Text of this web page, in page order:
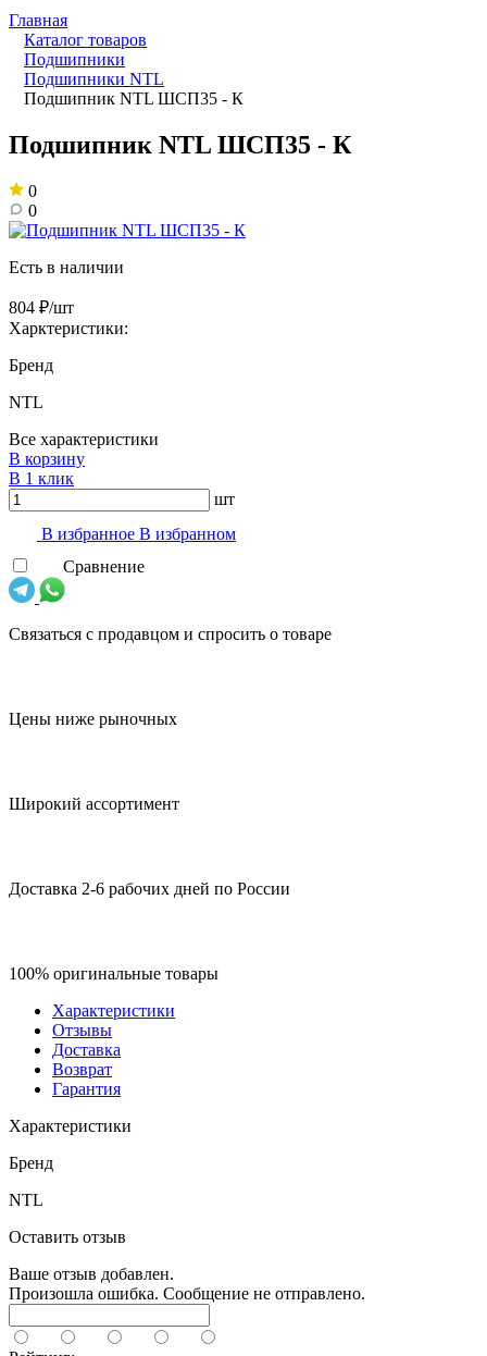
Главная
Каталог товаров
Подшипники
Подшипники NTL
Подшипник NTL ШСП35 - К
Подшипник NTL ШСП35 - К
0
0
Есть в наличии
804 ₽/шт
Харктеристики:
Бренд
NTL
Все характеристики
В корзину
В 1 клик
шт
В избранноe В избранном
Сравнение
Связаться с продавцом и спросить о товаре
Цены ниже рыночных
Широкий ассортимент
Доставка 2-6 рабочих дней по России
100% оригинальные товары
Характеристики
Отзывы
Доставка
Возврат
Гарантия
Характеристики
Бренд
NTL
Оставить отзыв
Ваше отзыв добавлен.
Произошла ошибка. Сообщение не отправлено.